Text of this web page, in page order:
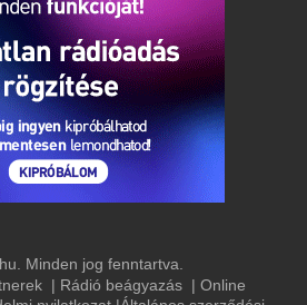
Minden jog fenntartva.
| Rádió beágyazás | Online